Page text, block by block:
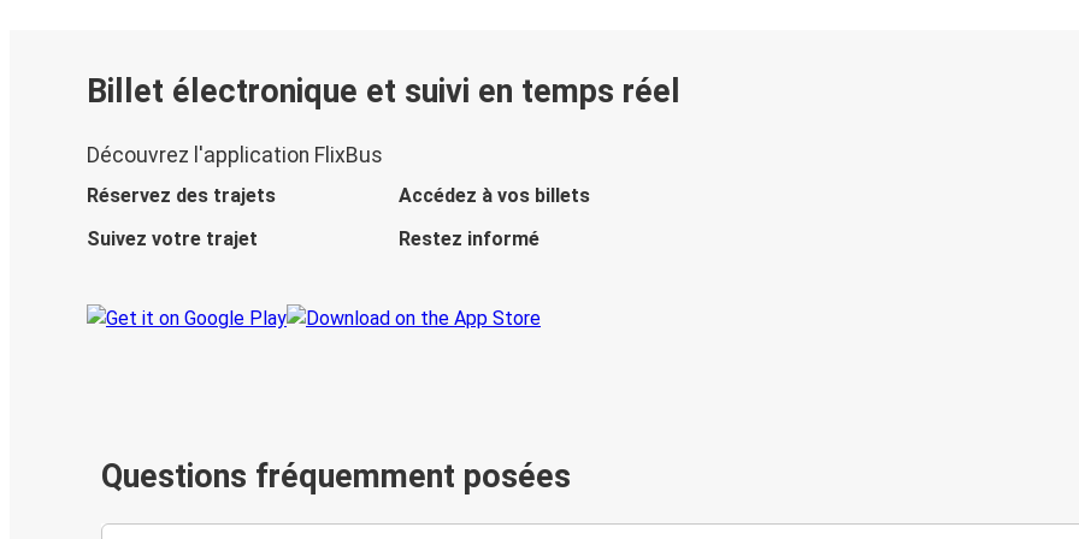
Billet électronique et suivi en temps réel
Découvrez l'application FlixBus
Réservez des trajets
Accédez à vos billets
Suivez votre trajet
Restez informé
Questions fréquemment posées